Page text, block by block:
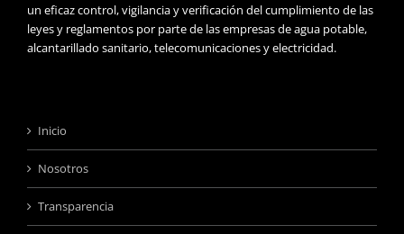
un eficaz control, vigilancia y verificación del cumplimiento de las
leyes y reglamentos por parte de las empresas de agua potable,
alcantarillado sanitario, telecomunicaciones y electricidad.
Inicio
Nosotros
Transparencia